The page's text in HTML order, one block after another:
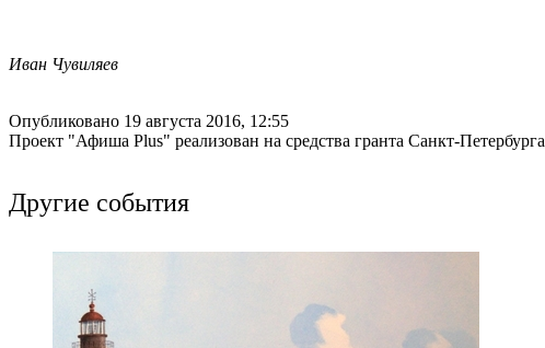
Иван Чувиляев
Опубликовано 19 августа 2016, 12:55
Проект "Афиша Plus" реализован на средства гранта Санкт-Петербурга
Другие события